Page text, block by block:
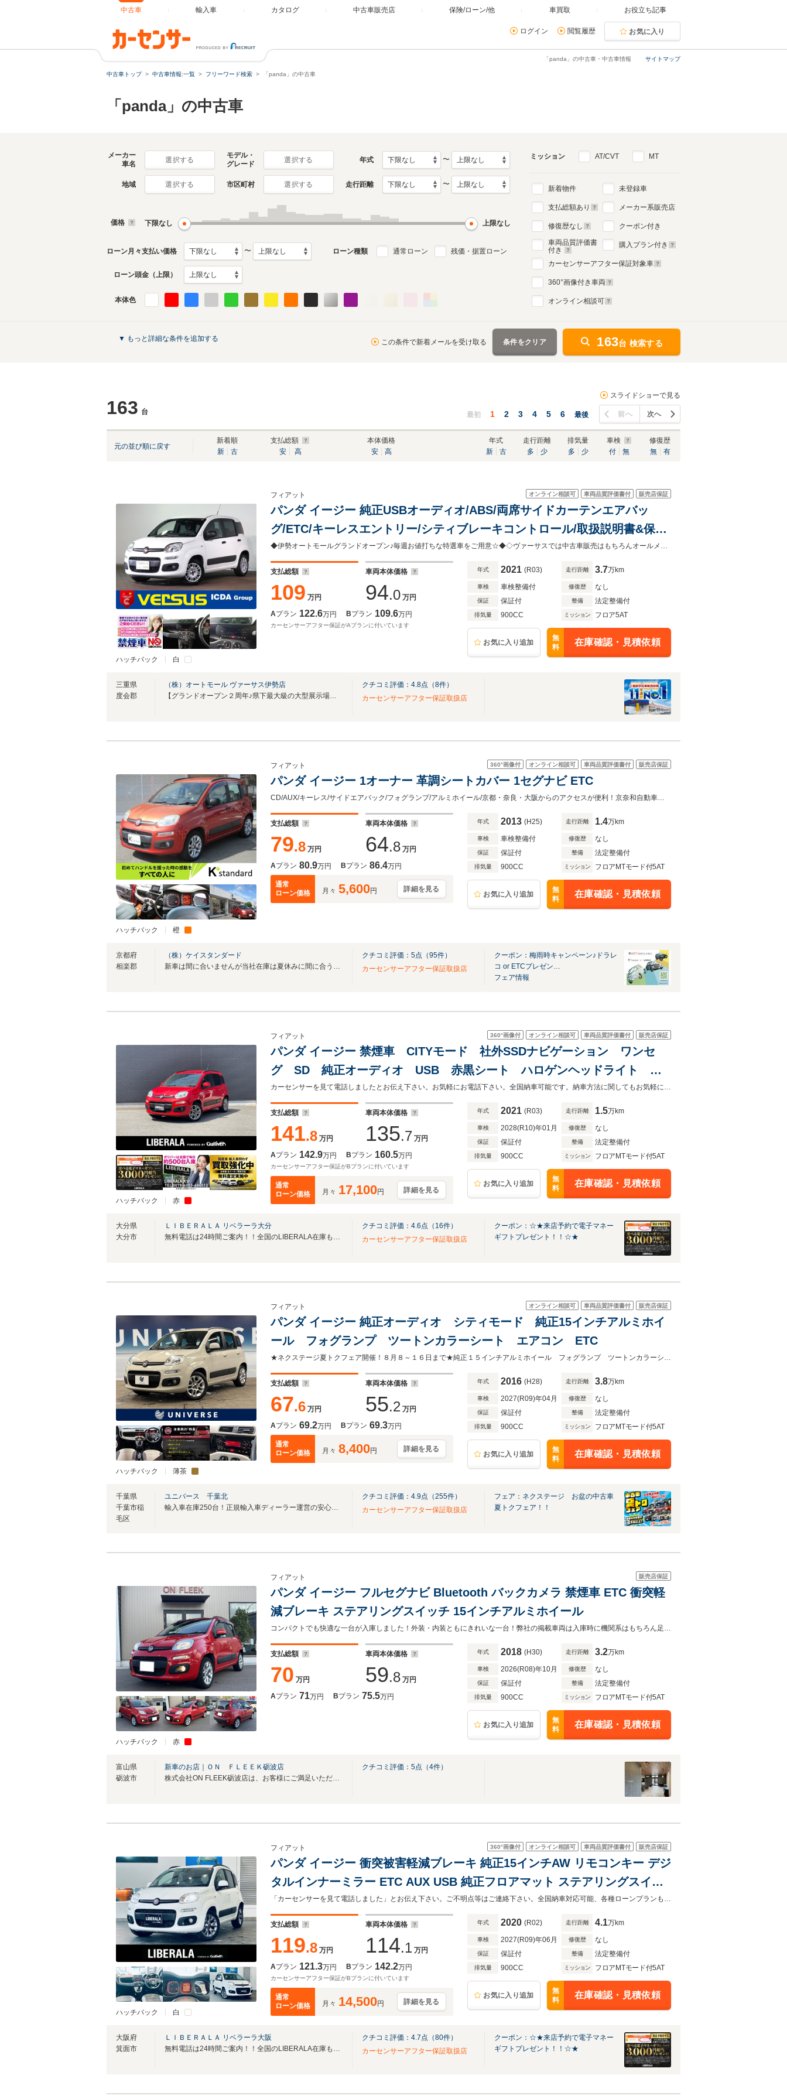
中古車 輸入車 カタログ 中古車販売店 保険/ローン/他 車買取 お役立ち記事
ログイン 閲覧履歴 お気に入り
サイトマップ
「panda」の中古車・中古車情報
中古車トップ 中古車情報:一覧 フリーワード検索 「panda」の中古車
「panda」の中古車
メーカー
車名
選択する
モデル・
グレード
選択する 年式 〜
地域 選択する 市区町村 選択する 走行距離 〜
価格 下限なし 上限なし
ローン月々支払い価格 〜 ローン種類 通常ローン 残価・据置ローン
ローン頭金（上限）
本体色
ミッション AT/CVT MT
新着物件
支払総額あり
修復歴なし
車両品質評価書
付き
未登録車
メーカー系販売店
クーポン付き
購入プラン付き
カーセンサーアフター保証対象車
360°画像付き車両
オンライン相談可
▼ もっと詳細な条件を追加する この条件で新着メールを受け取る 条件をクリア 163台 検索する
163 台
スライドショーで見る
最初 1 2 3 4 5 6 最後 前へ 次へ
元の並び順に戻す
新着順
新
古
支払総額
安
高
本体価格
安
高
年式
新
古
走行距離
多
少
排気量
多
少
車検
付
無
修復歴
無
有
ハッチバック 白
オンライン相談可 車両品質評価書付 販売店保証
フィアット
パンダ イージー 純正USBオーディオ/ABS/両席サイドカーテンエアバッ
グ/ETC/キーレスエントリー/シティブレーキコントロール/取扱説明書&保証
書あり/ワンオーナー禁煙車/ユーザー買取車
◆伊勢オートモールグランドオープン♪毎週お値打ちな特選車をご用意☆◆◇ヴァーサスでは中古車販売はもちろんオールメーカーの新車販売も行っております♪見積比較も大歓迎！！◇
支払総額
109 万円
車両本体価格
94.0 万円
Aプラン 122.6万円 Bプラン 109.6万円
カーセンサーアフター保証がAプランに付いています
年式 2021 (R03) 走行距離 3.7万km
車検 車検整備付 修復歴 なし
保証 保証付 整備 法定整備付
排気量 900CC ミッション フロア5AT
お気に入り追加
無
料
在庫確認・見積依頼
三重県
度会郡
（株）オートモール ヴァーサス伊勢店
【グランドオープン２周年♪県下最大級の大型展示場に２５０台以上の特選車！】
クチコミ評価： 4.8点（8件）
カーセンサーアフター保証取扱店
ハッチバック 橙
360°画像付 オンライン相談可 車両品質評価書付 販売店保証
フィアット
パンダ イージー 1オーナー 革調シートカバー 1セグナビ ETC
CD/AUX/キーレス/サイドエアバック/フォグランプ/アルミホイール/京都・奈良・大阪からのアクセスが便利！京奈和自動車道 精華下狛ＩＣ降りてすぐ♪
支払総額
79.8 万円
車両本体価格
64.8 万円
Aプラン 80.9万円 Bプラン 86.4万円
通常
ローン価格
月々 5,600円 詳細を見る
年式 2013 (H25) 走行距離 1.4万km
車検 車検整備付 修復歴 なし
保証 保証付 整備 法定整備付
排気量 900CC ミッション フロアMTモード付5AT
お気に入り追加
無
料
在庫確認・見積依頼
京都府
相楽郡
（株）ケイスタンダード
新車は間に合いませんが当社在庫は夏休みに間に合う！お盆休みの旅行・帰省前に納車！
クチコミ評価： 5点（95件）
カーセンサーアフター保証取扱店
クーポン：梅雨時キャンペーン♪ドラレ
コ or ETCプレゼン…
フェア情報
ハッチバック 赤
360°画像付 オンライン相談可 車両品質評価書付 販売店保証
フィアット
パンダ イージー 禁煙車 CITYモード 社外SSDナビゲーション ワンセ
グ SD 純正オーディオ USB 赤黒シート ハロゲンヘッドライト 純
15AW ETC ドライブレコーダー リモコンキー レギュレーターハンド
ル
カーセンサーを見て電話しましたとお伝え下さい。お気軽にお電話下さい。全国納車可能です。納車方法に関してもお気軽にご相談ください。
支払総額
141.8 万円
車両本体価格
135.7 万円
Aプラン 142.9万円 Bプラン 160.5万円
カーセンサーアフター保証がBプランに付いています
通常
ローン価格
月々 17,100円 詳細を見る
年式 2021 (R03) 走行距離 1.5万km
車検 2028(R10)年01月 修復歴 なし
保証 保証付 整備 法定整備付
排気量 900CC ミッション フロアMTモード付5AT
お気に入り追加
無
料
在庫確認・見積依頼
大分県
大分市
ＬＩＢＥＲＡＬＡ リベラーラ大分
無料電話は24時間ご案内！！全国のLIBERALA在庫も見たい方は一括照会が可能です！
クチコミ評価： 4.6点（ 16件）
カーセンサーアフター保証取扱店
クーポン：☆★来店予約で電子マネー
ギフトプレゼント！！☆★
ハッチバック 薄茶
オンライン相談可 車両品質評価書付 販売店保証
フィアット
パンダ イージー 純正オーディオ シティモード 純正15インチアルミホイ
ール フォグランプ ツートンカラーシート エアコン ETC
★ネクステージ夏トクフェア開催！８月８～１６日まで★純正１５インチアルミホイール フォグランプ ツートンカラーシート マニュアルエアコン ＥＴＣ 禁煙車
支払総額
67.6 万円
車両本体価格
55.2 万円
Aプラン 69.2万円 Bプラン 69.3万円
通常
ローン価格
月々 8,400円 詳細を見る
年式 2016 (H28) 走行距離 3.8万km
車検 2027(R09)年04月 修復歴 なし
保証 保証付 整備 法定整備付
排気量 900CC ミッション フロアMTモード付5AT
お気に入り追加
無
料
在庫確認・見積依頼
千葉県
千葉市稲
毛区
ユニバース 千葉北
輸入車在庫250台！正規輸入車ディーラー運営の安心感を！
クチコミ評価： 4.9点（255件）
カーセンサーアフター保証取扱店
フェア：ネクステージ お盆の中古車
夏トクフェア！！
ハッチバック 赤
販売店保証
フィアット
パンダ イージー フルセグナビ Bluetooth バックカメラ 禁煙車 ETC 衝突軽
減ブレーキ ステアリングスイッチ 15インチアルミホイール
コンパクトでも快適な一台が入庫しました！外装・内装ともにきれいな一台！弊社の掲載車両は入庫時に機関系はもちろん足回りなどの駆動系もチェックした車両のみを掲載しております
支払総額
70 万円
車両本体価格
59.8 万円
Aプラン 71万円 Bプラン 75.5万円
年式 2018 (H30) 走行距離 3.2万km
車検 2026(R08)年10月 修復歴 なし
保証 保証付 整備 法定整備付
排気量 900CC ミッション フロアMTモード付5AT
お気に入り追加
無
料
在庫確認・見積依頼
富山県
砺波市
新車のお店｜ＯＮ ＦＬＥＥＫ砺波店
株式会社ON FLEEK砺波店は、お客様にご満足いただける「最高」の一台をお探しします！
クチコミ評価： 5点（4件）
ハッチバック 白
360°画像付 オンライン相談可 車両品質評価書付 販売店保証
フィアット
パンダ イージー 衝突被害軽減ブレーキ 純正15インチAW リモコンキー デジ
タルインナーミラー ETC AUX USB 純正フロアマット ステアリングスイッ
チ ルーフレール .
「カーセンサーを見て電話しました」とお伝え下さい。ご不明点等はご連絡下さい。全国納車対応可能、各種ローンプランもご用意しております。
支払総額
119.8 万円
車両本体価格
114.1 万円
Aプラン 121.3万円 Bプラン 142.2万円
カーセンサーアフター保証がBプランに付いています
通常
ローン価格
月々 14,500円 詳細を見る
年式 2020 (R02) 走行距離 4.1万km
車検 2027(R09)年06月 修復歴 なし
保証 保証付 整備 法定整備付
排気量 900CC ミッション フロアMTモード付5AT
お気に入り追加
無
料
在庫確認・見積依頼
大阪府
箕面市
ＬＩＢＥＲＡＬＡ リベラーラ大阪
無料電話は24時間ご案内！！全国のLIBERALA在庫も見たい方は一括照会が可能です！
クチコミ評価： 4.7点（80件）
カーセンサーアフター保証取扱店
クーポン：☆★来店予約で電子マネー
ギフトプレゼント！！☆★